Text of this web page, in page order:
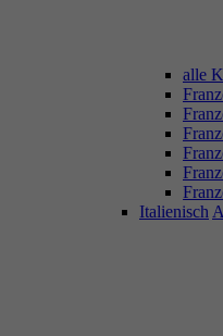
alle
Italienisch